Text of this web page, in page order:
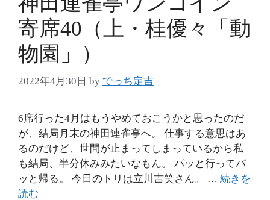
寄席40（上・桂優々「動
物園」）
2022年4月30日 by でっち定吉
6席行った4月はもうやめておこうかと思ったのだ
が、結局月末の神田連雀亭へ。 仕事する意思はあ
るのだけど、世間が止まってしまっているから私
も結局、半分休みみたいなもん。 パッと行ってパ
ッと帰る。 今日のトリは立川吉笑さん。 … 続きを
読む